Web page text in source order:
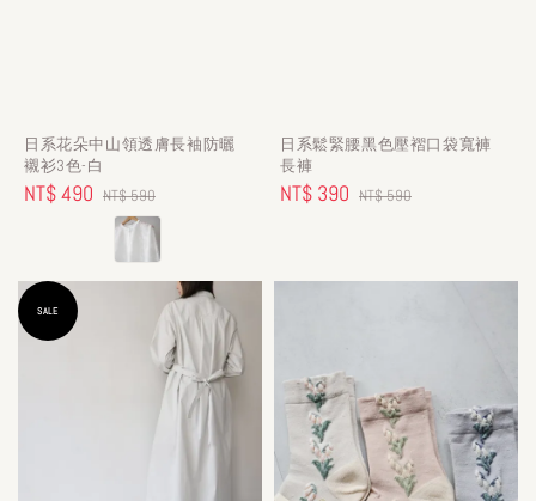
日系花朵中山領透膚長袖防曬
襯衫3色-白
Sale
NT$ 490 Regular
price
NT$ 590
日系鬆緊腰黑色壓褶口袋寬褲
長褲
Sale
NT$ 390 Regular
NT$ 590
SALE